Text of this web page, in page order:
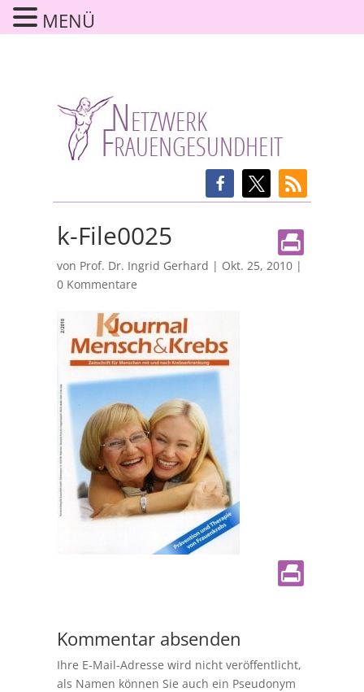
k-File0025
von Prof. Dr. Ingrid Gerhard | Okt. 25, 2010|
0 Kommentare
Kommentar absenden
Ihre E-Mail-Adresse wird nicht veröffentlicht,
als Namen können Sie auch ein Pseudonym
MENÜ